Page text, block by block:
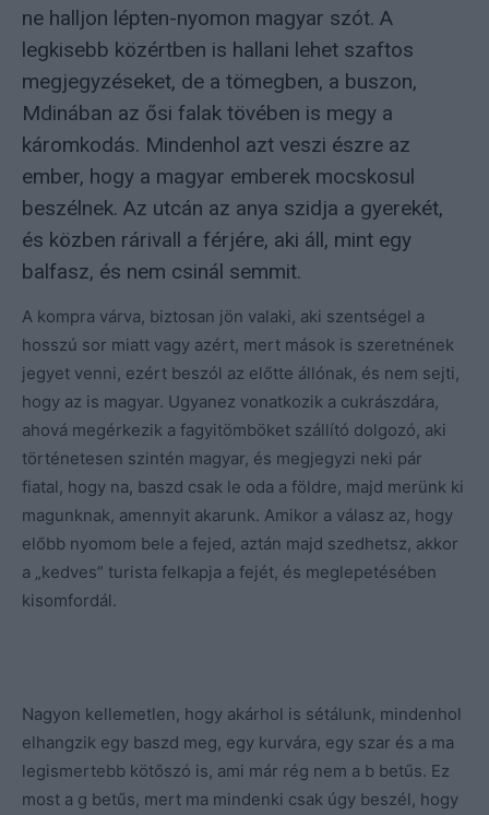
ne halljon lépten-nyomon magyar szót. A
legkisebb közértben is hallani lehet szaftos
megjegyzéseket, de a tömegben, a buszon,
Mdinában az ősi falak tövében is megy a
káromkodás. Mindenhol azt veszi észre az
ember, hogy a magyar emberek mocskosul
beszélnek. Az utcán az anya szidja a gyerekét,
és közben rárivall a férjére, aki áll, mint egy
balfasz, és nem csinál semmit.
A kompra várva, biztosan jön valaki, aki szentségel a
hosszú sor miatt vagy azért, mert mások is szeretnének
jegyet venni, ezért beszól az előtte állónak, és nem sejti,
hogy az is magyar. Ugyanez vonatkozik a cukrászdára,
ahová megérkezik a fagyitömböket szállító dolgozó, aki
történetesen szintén magyar, és megjegyzi neki pár
fiatal, hogy na, baszd csak le oda a földre, majd merünk ki
magunknak, amennyit akarunk. Amikor a válasz az, hogy
előbb nyomom bele a fejed, aztán majd szedhetsz, akkor
a „kedves” turista felkapja a fejét, és meglepetésében
kisomfordál.
Nagyon kellemetlen, hogy akárhol is sétálunk, mindenhol
elhangzik egy baszd meg, egy kurvára, egy szar és a ma
legismertebb kötőszó is, ami már rég nem a b betűs. Ez
most a g betűs, mert ma mindenki csak úgy beszél, hogy